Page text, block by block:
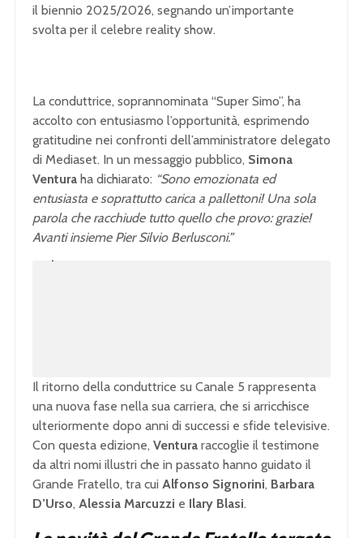
il biennio 2025/2026, segnando un’importante
svolta per il celebre reality show.
La conduttrice, soprannominata “Super Simo”, ha
accolto con entusiasmo l’opportunità, esprimendo
gratitudine nei confronti dell’amministratore delegato
di Mediaset. In un messaggio pubblico, Simona
Ventura ha dichiarato: “Sono emozionata ed
entusiasta e soprattutto carica a pallettoni! Una sola
parola che racchiude tutto quello che provo: grazie!
Avanti insieme Pier Silvio Berlusconi.”
Il ritorno della conduttrice su Canale 5 rappresenta
una nuova fase nella sua carriera, che si arricchisce
ulteriormente dopo anni di successi e sfide televisive.
Con questa edizione, Ventura raccoglie il testimone
da altri nomi illustri che in passato hanno guidato il
Grande Fratello, tra cui Alfonso Signorini, Barbara
D’Urso, Alessia Marcuzzi e Ilary Blasi.